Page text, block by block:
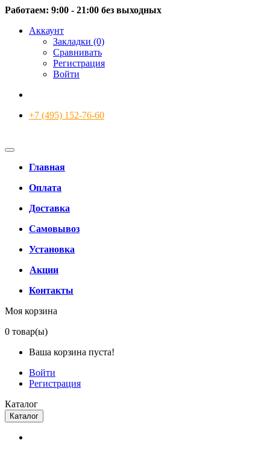
Работаем: 9:00 - 21:00 без выходных
Аккаунт
Закладки (0)
Сравнивать
Регистрация
Войти
+7 (495) 152-76-60
Главная
Оплата
Доставка
Самовывоз
Установка
Акции
Контакты
Моя корзина
0 товар(ы)
Ваша корзина пуста!
Войти
Регистрация
Каталог
Каталог